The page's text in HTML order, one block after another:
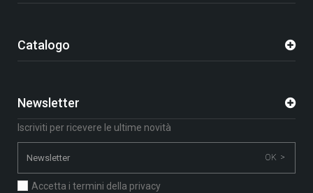
Catalogo
Newsletter
Iscriviti per ricevere le ultime novità
OK >
Accetta i termini della privacy